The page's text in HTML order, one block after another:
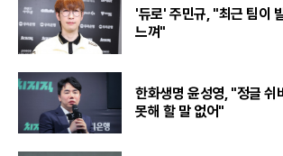
'듀로' 주민규, "최근 팀이
느껴"
한화생명 윤성영, "정글 쉬
못해 할 말 없어"